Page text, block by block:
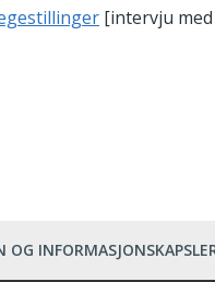
[intervju med
OG